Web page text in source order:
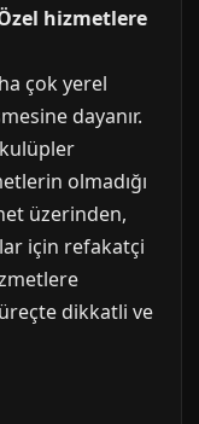
hizmetlere
çok yerel
dayanır.
olmadığı
üzerinden,
için refakatçi
dikkatli ve